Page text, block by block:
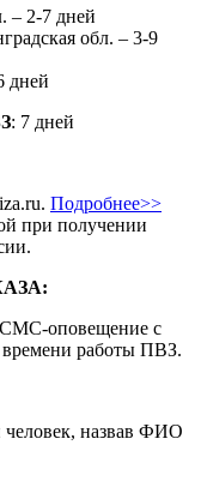
– 2-7 дней
обл. – 3-9
дней
: 7 дней
Подробнее>>
при получении
:
СМС-оповещение с
времени работы ПВЗ.
назвав ФИО